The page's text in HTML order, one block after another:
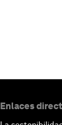
Enlaces